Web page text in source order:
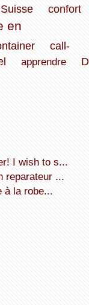
Suisse
confort
en
call-
apprendre
I wish to s...
reparateur ...
à la robe...